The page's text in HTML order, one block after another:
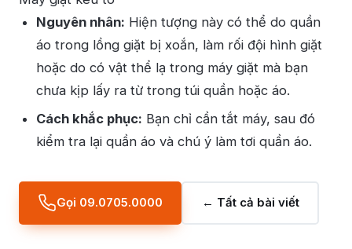
Nguyên nhân: Hiện tượng này có thể do quần
áo trong lồng giặt bị xoắn, làm rối đội hình giặt
hoặc do có vật thể lạ trong máy giặt mà bạn
chưa kịp lấy ra từ trong túi quần hoặc áo.
Cách khắc phục: Bạn chỉ cần tắt máy, sau đó
kiểm tra lại quần áo và chú ý làm tơi quần áo.
Gọi 09.0705.0000 ← Tất cả bài viết